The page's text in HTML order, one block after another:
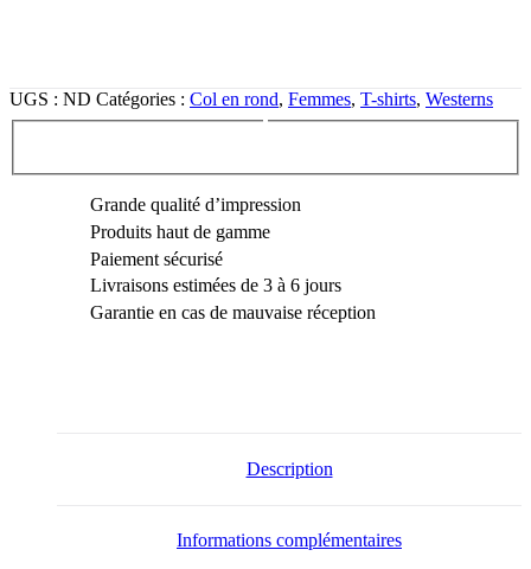
UGS : ND Catégories : Col en rond, Femmes, T-shirts, Westerns
Grande qualité d’impression
Produits haut de gamme
Paiement sécurisé
Livraisons estimées de 3 à 6 jours
Garantie en cas de mauvaise réception
Description
Informations complémentaires